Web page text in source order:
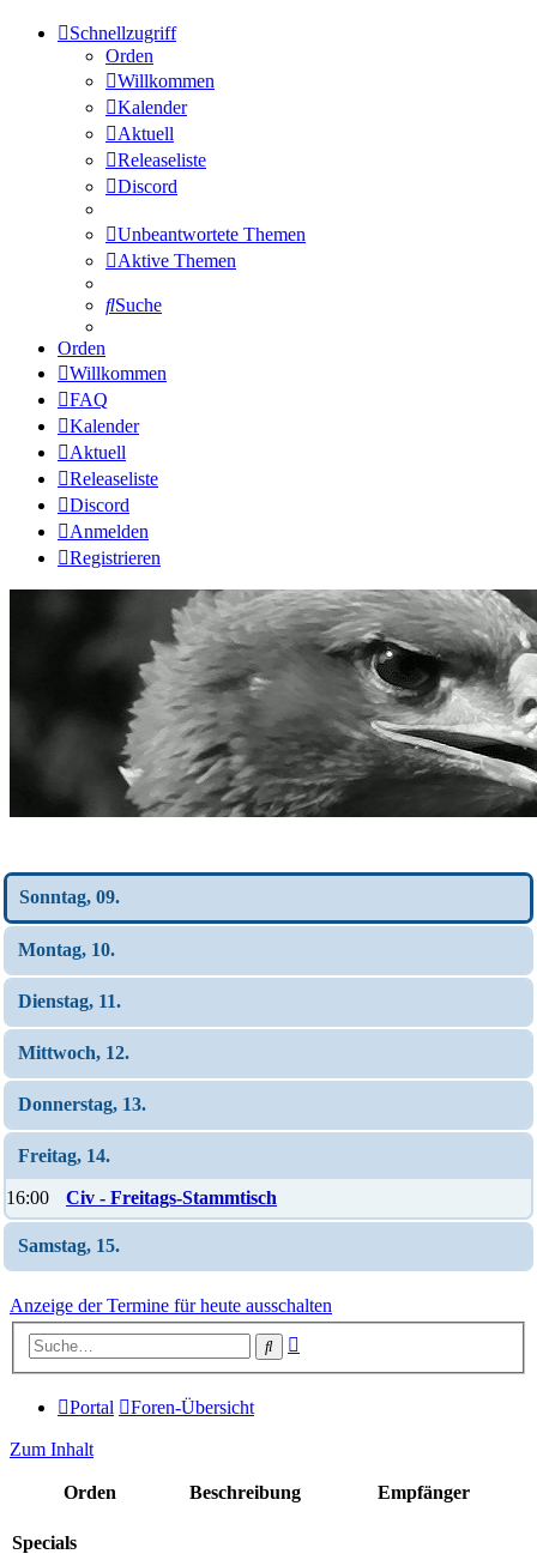
Schnellzugriff
Orden
Willkommen
Kalender
Aktuell
Releaseliste
Discord
Unbeantwortete Themen
Aktive Themen
Suche
Orden
Willkommen
FAQ
Kalender
Aktuell
Releaseliste
Discord
Anmelden
Registrieren
Sonntag, 09.
Montag, 10.
Dienstag, 11.
Mittwoch, 12.
Donnerstag, 13.
Freitag, 14.
16:00 Civ - Freitags-Stammtisch
Samstag, 15.
Anzeige der Termine für heute ausschalten
Suche
Portal Foren-Übersicht
Zum Inhalt
Orden Beschreibung Empfänger
Specials